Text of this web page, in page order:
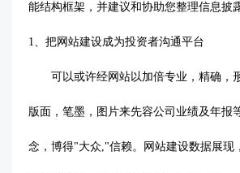
能结构框架，并建议和协助您整理信息披
1、把网站建设成为投资者沟通平台
可以或许经网站以加倍专业，精确，
版面，笔墨，图片来先容公司业绩及年报
念，博得"大众,"信赖。网站建设数据展现